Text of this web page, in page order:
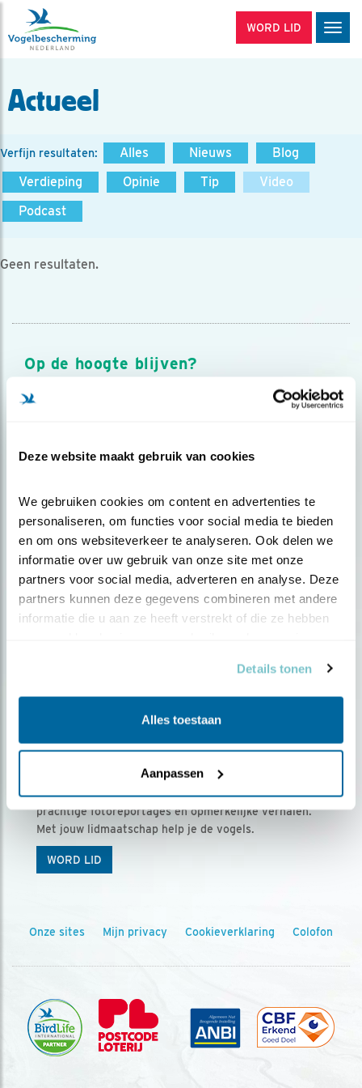
Deze website maakt gebruik van cookies
We gebruiken cookies om content en advertenties te
personaliseren, om functies voor social media te bieden
en om ons websiteverkeer te analyseren. Ook delen we
informatie over uw gebruik van onze site met onze
partners voor social media, adverteren en analyse. Deze
partners kunnen deze gegevens combineren met andere
informatie die u aan ze heeft verstrekt of die ze hebben
Details tonen
Alles toestaan
Aanpassen
WORD LID
Actueel
Verfijn resultaten: Alles Nieuws
Blog
Verdieping
Opinie Tip
Video
Podcast
Geen resultaten.
Op de hoogte blijven?
Meld je aan en ontvang nieuws, inspiratie, acties en tips
over vogels en activiteiten van Vogelbescherming.
Ontvang 5 x Vogels voor € 36,00 per jaar
Vogels is het tijdschrift voor onze leden, met
prachtige fotoreportages en opmerkelijke verhalen.
Met jouw lidmaatschap help je de vogels.
WORD LID
Onze sites Mijn privacy Cookieverklaring Colofon